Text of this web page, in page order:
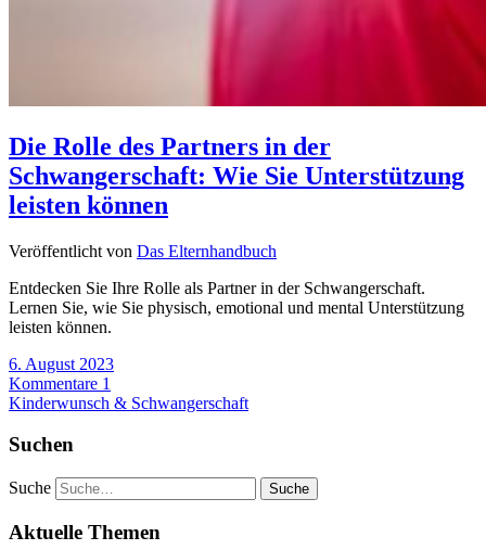
Die Rolle des Partners in der
Schwangerschaft: Wie Sie Unterstützung
leisten können
Veröffentlicht von Das Elternhandbuch
Entdecken Sie Ihre Rolle als Partner in der Schwangerschaft.
Lernen Sie, wie Sie physisch, emotional und mental Unterstützung
leisten können.
6. August 2023
Kommentare 1
Kinderwunsch & Schwangerschaft
Suchen
Suche
Aktuelle Themen